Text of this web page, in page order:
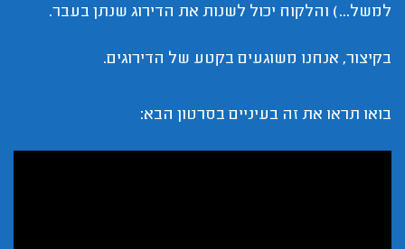
למשל...) והלקוח יכול לשנות את הדירוג שנתן בעבר.
בקיצור, אנחנו משוגעים בקטע של הדירוגים.
בואו תראו את זה בעיניים בסרטון הבא: